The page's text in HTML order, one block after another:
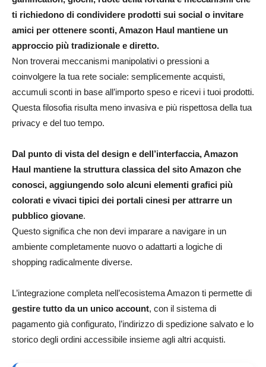
ti richiedono di condividere prodotti sui social o invitare
amici per ottenere sconti, Amazon Haul mantiene un
approccio più tradizionale e diretto.
Non troverai meccanismi manipolativi o pressioni a
coinvolgere la tua rete sociale: semplicemente acquisti,
accumuli sconti in base all’importo speso e ricevi i tuoi prodotti.
Questa filosofia risulta meno invasiva e più rispettosa della tua
privacy e del tuo tempo.​
Dal punto di vista del design e dell’interfaccia, Amazon
Haul mantiene la struttura classica del sito Amazon che
conosci, aggiungendo solo alcuni elementi grafici più
colorati e vivaci tipici dei portali cinesi per attrarre un
pubblico giovane.
Questo significa che non devi imparare a navigare in un
ambiente completamente nuovo o adattarti a logiche di
shopping radicalmente diverse.
L’integrazione completa nell’ecosistema Amazon ti permette di
gestire tutto da un unico account, con il sistema di
pagamento già configurato, l’indirizzo di spedizione salvato e lo
storico degli ordini accessibile insieme agli altri acquisti.